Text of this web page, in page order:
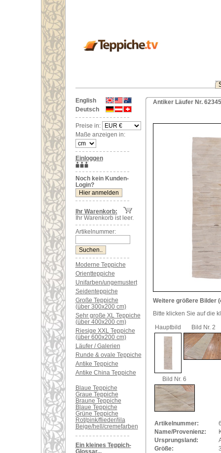
English
Deutsch
Preise in:
Maße anzeigen in:
Einloggen
Noch kein Kunden-
Login?
Ihr Warenkorb:
Ihr Warenkorb ist leer.
Artikelnummer:
Moderne Teppiche
Orientteppiche
Unifarben/ungemustert
Seidenteppiche
Große Teppiche
(über 300x200 cm)
Sehr große XL Teppiche
(über 400x200 cm)
Riesige XXL Teppiche
(über 600x200 cm)
Läufer / Galerien
Runde & ovale Teppiche
Antike Teppiche
Antike China Teppiche
Blaue Teppiche
Graue Teppiche
Braune Teppiche
Blaue Teppiche
Grüne Teppiche
Rot/pink/flieder/lila
Beige/hell/cremefarben
Ein kleines Teppich-
Glossar...
Antiker Läufer Nr.
Weitere größere Bilder
Bitte klicken Sie auf die
Hauptbild
Bild Nr. 2
Bild Nr. 6
Artikelnummer:
Name/Provenienz:
Ursprungsland:
Größe: